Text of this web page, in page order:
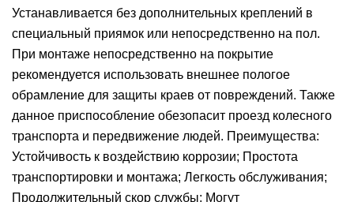
Устанавливается без дополнительных креплений в
специальный приямок или непосредственно на пол.
При монтаже непосредственно на покрытие
рекомендуется использовать внешнее пологое
обрамление для защиты краев от повреждений. Также
данное приспособление обезопасит проезд колесного
транспорта и передвижение людей. Преимущества:
Устойчивость к воздействию коррозии; Простота
транспортировки и монтажа; Легкость обслуживания;
Продолжительный скор службы; Могут